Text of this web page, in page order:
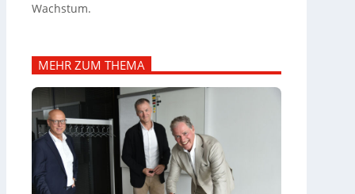
Wachstum.
MEHR ZUM THEMA